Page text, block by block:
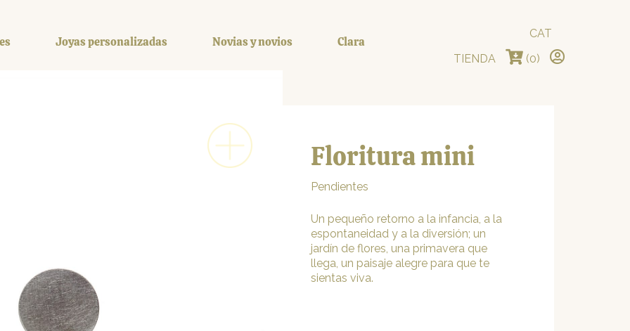
Joyas personalizadas Novias y novios Clara
CAT
TIENDA
(0)
Floritura mini
Pendientes
Un pequeño retorno a la infancia, a la
espontaneidad y a la diversión; un
jardín de flores, una primavera que
llega, un paisaje alegre para que te
sientas viva.